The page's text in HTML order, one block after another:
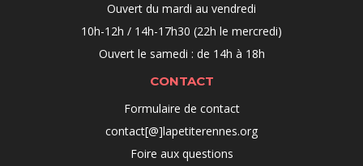
Ouvert du mardi au vendredi
10h-12h / 14h-17h30 (22h le mercredi)
Ouvert le samedi : de 14h à 18h
CONTACT
Formulaire de contact
contact[@]lapetiterennes.org
Foire aux questions